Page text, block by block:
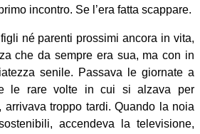
incontro. Se l’era fatta scappare.
né parenti prossimi ancora in vita,
che da sempre era sua, ma con in
senile. Passava le giornate a
le rare volte in cui si alzava per
arrivava troppo tardi. Quando la noia
accendeva la televisione,